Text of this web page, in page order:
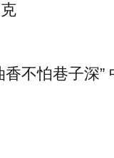
不怕巷子深”